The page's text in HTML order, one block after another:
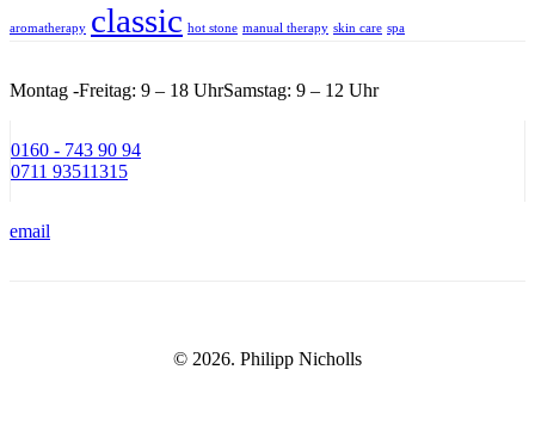
aromatherapy classic hot stone manual therapy skin care spa
Montag -Freitag: 9 – 18 UhrSamstag: 9 – 12 Uhr
0160 - 743 90 94
0711 93511315
email
© 2026. Philipp Nicholls